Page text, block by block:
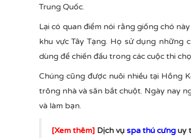
Trung Quốc.
Lại có quan điểm nói rằng giống chó
khu vực Tây Tạng. Họ sử dụng những
dùng để chiến đấu trong các cuộc thi
Chúng cũng được nuôi nhiều tại Hồng
trông nhà và săn bắt chuột. Ngày nay
và làm bạn.
[Xem thêm] Dịch vụ spa thú cưng uy